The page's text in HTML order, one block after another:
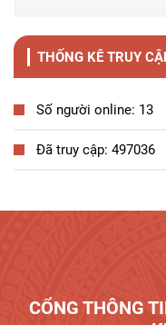
THỐNG KÊ TRUY
Số người online: 13
Đã truy cập: 497036
CỔNG THÔNG